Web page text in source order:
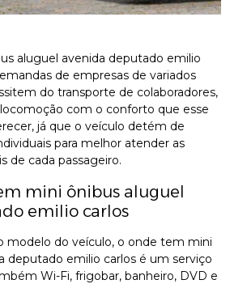
aluguel avenida deputado emilio
de empresas de variados
do transporte de colaboradores,
com o conforto que esse
já que o veículo detém de
para melhor atender as
de cada passageiro.
mini ônibus aluguel
emilio carlos
modelo do veículo, o onde tem mini
deputado emilio carlos é um serviço
Wi-Fi, frigobar, banheiro, DVD e